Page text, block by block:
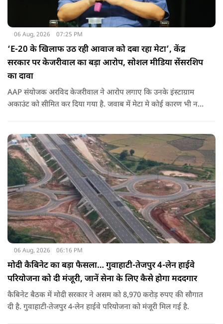
06 Aug, 2026 07:25 PM
‘E-20 के खिलाफ उठ रही आवाज को दबा रहा मेटा’, केंद्र
सरकार पर केजरीवाल का बड़ा आरोप, सोशल मीडिया सेंसरशिप
का दावा
AAP संयोजक अरविद केजरीवाल ने आरोप लगाए कि उनके इंस्टाग्राम
अकाउंट को सीमित कर दिया गया है. जवाब में मेटा मे कोई कारण भी नहीं
06 Aug, 2026 06:16 PM
मोदी कैबिनेट का बड़ा फैसला… गुवाहाटी-तेजपुर 4-लेन हाईवे
परियोजना को दी मंजूरी, जानें सेना के लिए कैसे होगा मददगार
कैबिनेट बैठक में मोदी सरकार ने असम को 8,970 करोड़ रुपए की सौगात
दी है. गुवाहाटी-तेजपुर 4-लेन हाईवे परियोजना को मंजूरी मिल गई है.